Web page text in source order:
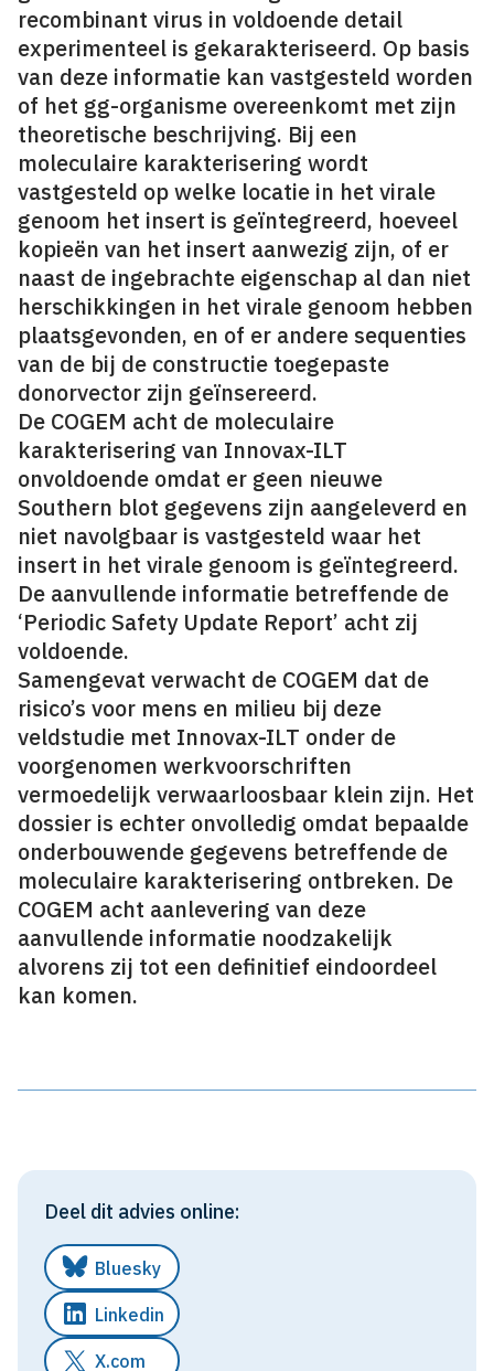
recombinant virus in voldoende detail
experimenteel is gekarakteriseerd. Op basis
van deze informatie kan vastgesteld worden
of het gg-organisme overeenkomt met zijn
theoretische beschrijving. Bij een
moleculaire karakterisering wordt
vastgesteld op welke locatie in het virale
genoom het insert is geïntegreerd, hoeveel
kopieën van het insert aanwezig zijn, of er
naast de ingebrachte eigenschap al dan niet
herschikkingen in het virale genoom hebben
plaatsgevonden, en of er andere sequenties
van de bij de constructie toegepaste
donorvector zijn geïnsereerd.
De COGEM acht de moleculaire
karakterisering van Innovax-ILT
onvoldoende omdat er geen nieuwe
Southern blot gegevens zijn aangeleverd en
niet navolgbaar is vastgesteld waar het
insert in het virale genoom is geïntegreerd.
De aanvullende informatie betreffende de
‘Periodic Safety Update Report’ acht zij
voldoende.
Samengevat verwacht de COGEM dat de
risico’s voor mens en milieu bij deze
veldstudie met Innovax-ILT onder de
voorgenomen werkvoorschriften
vermoedelijk verwaarloosbaar klein zijn. Het
dossier is echter onvolledig omdat bepaalde
onderbouwende gegevens betreffende de
moleculaire karakterisering ontbreken. De
COGEM acht aanlevering van deze
aanvullende informatie noodzakelijk
alvorens zij tot een definitief eindoordeel
kan komen.
Deel dit advies online:
Bluesky
Linkedin
X.com